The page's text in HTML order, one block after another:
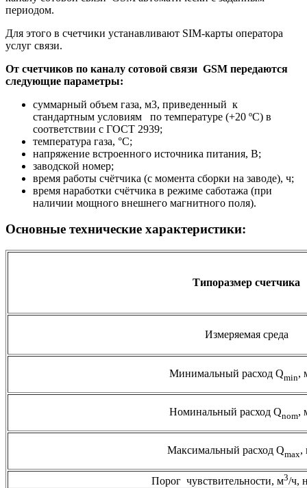
периодом.
Для этого в счетчики устанавливают SIM-карты оператора
услуг связи.
От счетчиков по каналу сотовой связи GSM передаются
следующие параметры:
суммарный объем газа, м3, приведенный к
стандартным условиям по температуре (+20 ºС) в
соответствии с ГОСТ 2939;
температура газа, °С;
напряжение встроенного источника питания, В;
заводской номер;
время работы счётчика (с момента сборки на заводе), ч;
время наработки счётчика в режиме саботажа (при
наличии мощного внешнего магнитного поля).
Основные технические характеристики:
Типоразмер счетчика
Измеряемая среда
Минимальный расход Qmin,
Номинальный расход Qnom,
Максимальный расход Qmax,
Порог чувствительности, м3/ч,